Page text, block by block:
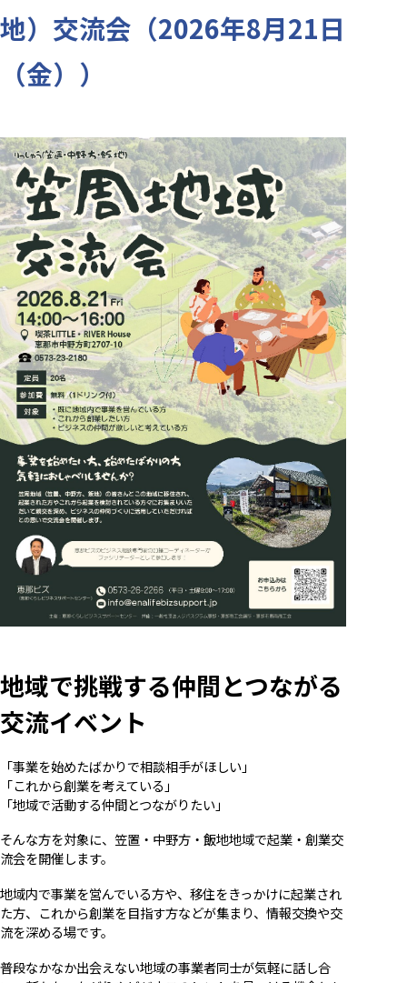
地）交流会（2026年8月21日
（金））
地域で挑戦する仲間とつながる
交流イベント
「事業を始めたばかりで相談相手がほしい」
「これから創業を考えている」
「地域で活動する仲間とつながりたい」
そんな方を対象に、笠置・中野方・飯地地域で起業・創業交
流会を開催します。
地域内で事業を営んでいる方や、移住をきっかけに起業され
た方、これから創業を目指す方などが集まり、情報交換や交
流を深める場です。
普段なかなか出会えない地域の事業者同士が気軽に話し合